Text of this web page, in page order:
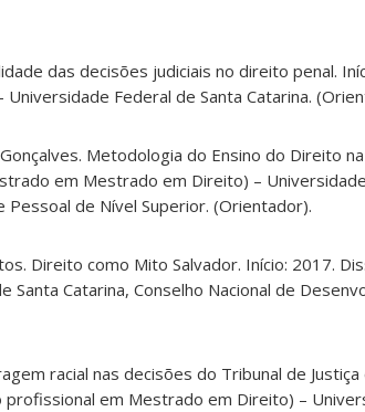
das decisões judiciais no direito penal.
Federal de Santa Catarina.
Gonçalves. Metodologia do Ensino do Direito
em Mestrado em Direito) –
de Nível Superior. (Orientador).
Direito como Mito Salvador. Início: 2017.
Santa Catarina, Conselho Nacional de
racial nas decisões do Tribunal de Justiça
em Mestrado em Direito) –